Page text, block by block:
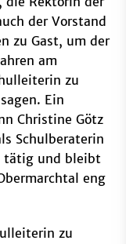
der Vorstand
zu Gast, um der
am
zu
Ein
Christine Götz
Schulberaterin
tätig und bleibt
eng
zu